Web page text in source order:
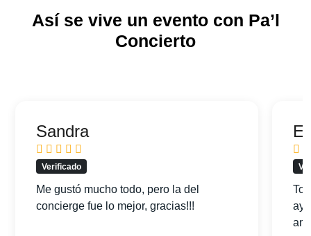
Así se vive un evento con Pa’l
Concierto
Sandra
Verificado
Me gustó mucho todo, pero la del
concierge fue lo mejor, gracias!!!